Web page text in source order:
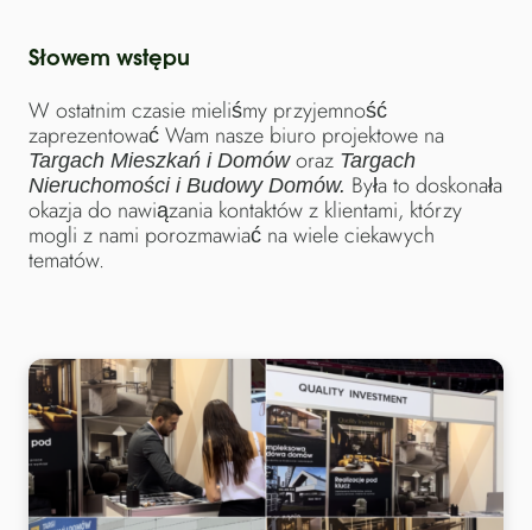
Słowem wstępu
W ostatnim czasie mieliśmy przyjemność
zaprezentować Wam nasze biuro projektowe na
Targach Mieszkań i Domóworaz Targach
Nieruchomości i Budowy Domów. Była to doskonała
okazja do nawiązania kontaktów z klientami, którzy
mogli z nami porozmawiać na wiele ciekawych
tematów.